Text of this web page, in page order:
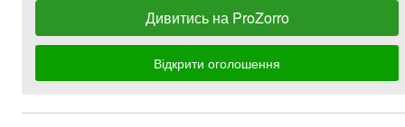
Дивитись на ProZorro
Відкрити оголошення